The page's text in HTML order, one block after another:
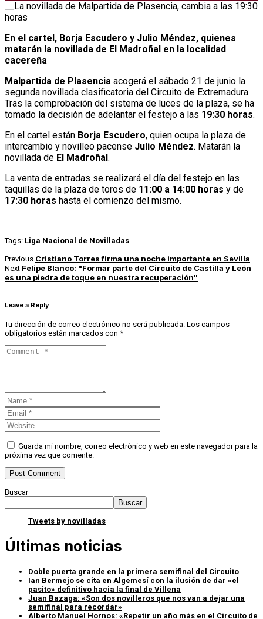
En el cartel, Borja Escudero y Julio Méndez, quienes
matarán la novillada de El Madroñal en la localidad
cacereña
Malpartida de Plasencia acogerá el sábado 21 de junio la
segunda novillada clasificatoria del Circuito de Extremadura.
Tras la comprobación del sistema de luces de la plaza, se ha
tomado la decisión de adelantar el festejo a las 19:30 horas.
En el cartel están Borja Escudero, quien ocupa la plaza de
intercambio y novilleo pacense Julio Méndez. Matarán la
novillada de El Madroñal.
La venta de entradas se realizará el día del festejo en las
taquillas de la plaza de toros de 11:00 a 14:00 horas y de
17:30 horas hasta el comienzo del mismo.
Tags: Liga Nacional de Novilladas
Previous Cristiano Torres firma una noche importante en Sevilla
Next Felipe Blanco: "Formar parte del Circuito de Castilla y León
es una piedra de toque en nuestra recuperación"
Leave a Reply
Tu dirección de correo electrónico no será publicada. Los campos
obligatorios están marcados con *
Guarda mi nombre, correo electrónico y web en este navegador para la
próxima vez que comente.
Buscar
Buscar
Tweets by novilladas
Últimas noticias
Doble puerta grande en la primera semifinal del Circuito
Ian Bermejo se cita en Algemesí con la ilusión de dar «el
pasito» definitivo hacia la final de Villena
Juan Bazaga: «Son dos novilleros que nos van a dejar una
semifinal para recordar»
Alberto Manuel Hornos: «Repetir un año más en el Circuito de